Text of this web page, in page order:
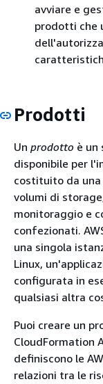
avviare e
prodotti che
Prodotti
Un prodotto è un
disponibile per
costituito da una
volumi di
monitoraggio e
confezionati.
una singola
Linux,
configurata in
qualsiasi altra
Puoi creare un
CloudFormation
definiscono le
relazioni tra le